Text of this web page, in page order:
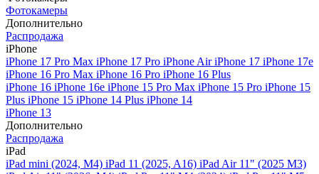
Фотокамеры
Дополнительно
Распродажа
iPhone
iPhone 17 Pro Max iPhone 17 Pro iPhone AiriPhone 17 iPhone 17e
iPhone 16 Pro Max iPhone 16 Pro iPhone 16 Plus
iPhone 16 iPhone 16e iPhone 15 Pro Max iPhone 15 Pro iPhone 15
Plus iPhone 15 iPhone 14 Plus iPhone 14
iPhone 13
Дополнительно
Распродажа
iPad
iPad mini (2024, M4) iPad 11 (2025, A16) iPad Air 11" (2025 M3)